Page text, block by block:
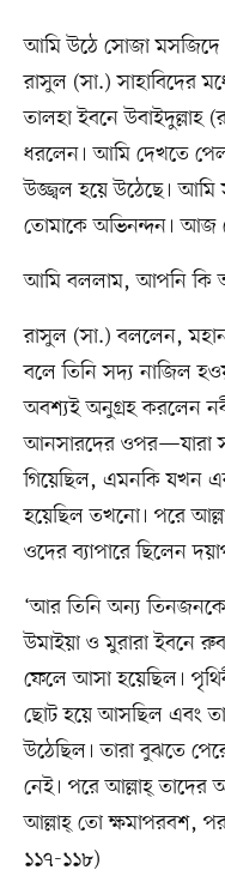
আমি উঠে সোজা মসজিদে
রাসুল (সা.) সাহাবিদের
তালহা ইবনে
ধরলেন। আমি দেখতে
উজ্জ্বল হয়ে উঠেছে। আমি
তোমাকে অভিনন্দন। আজ
আমি বললাম, আপনি কি
রাসুল (সা.) বললেন,
বলে তিনি সদ্য নাজিল
অবশ্যই অনুগ্রহ করলেন
আনসারদের ওপর—যারা
গিয়েছিল, এমনকি যখন
হয়েছিল তখনো। পরে
ওদের ব্যাপারে ছিলেন
‘আর তিনি অন্য
উমাইয়া ও মুরারা ইবনে
ফেলে আসা হয়েছিল।
ছোট হয়ে আসছিল এবং
উঠেছিল। তারা বুঝতে
নেই। পরে আল্লাহ্ তাদের
আল্লাহ্ তো ক্ষমাপরবশ,
১১৭-১১৮)